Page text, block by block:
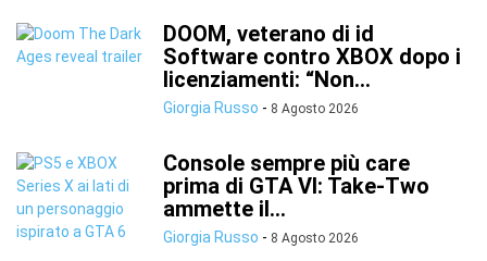
DOOM, veterano di id
Software contro XBOX dopo i
licenziamenti: “Non...
Giorgia Russo - 8 Agosto 2026
Console sempre più care
prima di GTA VI: Take-Two
ammette il...
Giorgia Russo - 8 Agosto 2026